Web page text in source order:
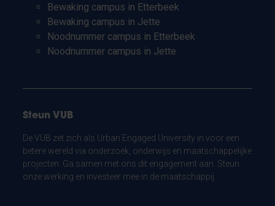
Bewaking campus in Etterbeek
Bewaking campus in Jette
Noodnummer campus in Etterbeek
Noodnummer campus in Jette
Steun VUB
De VUB zet zich als Urban Engaged University in voor een
betere wereld via onderzoek, onderwijs en maatschappelijke
projecten. Ga samen met ons dit engagement aan. Steun
onze werking en investeer mee in de maatschappij.